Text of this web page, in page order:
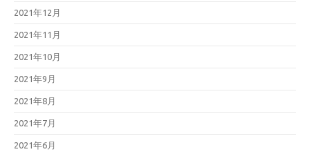
2021年12月
2021年11月
2021年10月
2021年9月
2021年8月
2021年7月
2021年6月